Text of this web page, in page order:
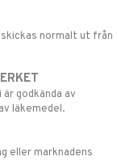
normalt ut från
godkända av
läkemedel.
eller marknadens